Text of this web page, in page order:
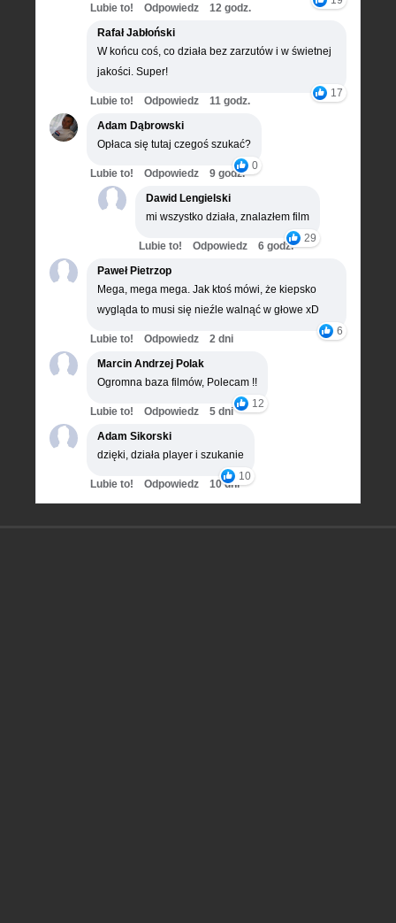
Lubie to! Odpowiedz
12 godz.
Rafał Jabłoński
W końcu coś, co działa bez zarzutów i w świetnej
jakości. Super!
17
Lubie to! Odpowiedz
11 godz.
Adam Dąbrowski
Opłaca się tutaj czegoś szukać?
0
Lubie to! Odpowiedz
9 godz.
Dawid Lengielski
mi wszystko działa, znalazłem film
29
Lubie to! Odpowiedz
6 godz.
Paweł Pietrzop
Mega, mega mega. Jak ktoś mówi, że kiepsko
wygląda to musi się nieźle walnąć w głowe xD
6
Lubie to! Odpowiedz
2 dni
Marcin Andrzej Polak
Ogromna baza filmów, Polecam !!
12
Lubie to! Odpowiedz
5 dni
Adam Sikorski
dzięki, działa player i szukanie
10
Lubie to! Odpowiedz 10 dni